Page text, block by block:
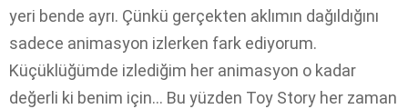
yeri bende ayrı. Çünkü gerçekten aklımın dağıldığını
sadece animasyon izlerken fark ediyorum.
Küçüklüğümde izlediğim her animasyon o kadar
değerli ki benim için… Bu yüzden Toy Story her zaman